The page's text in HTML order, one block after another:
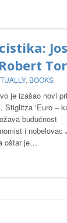
, BOOKS
je izašao novi
Stiglitza ‘Euro –
budućnost
i nobelovac
oštar je…